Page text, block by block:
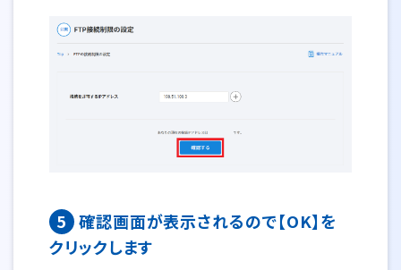
5 確認画面が表示されるので【OK】を
クリックします